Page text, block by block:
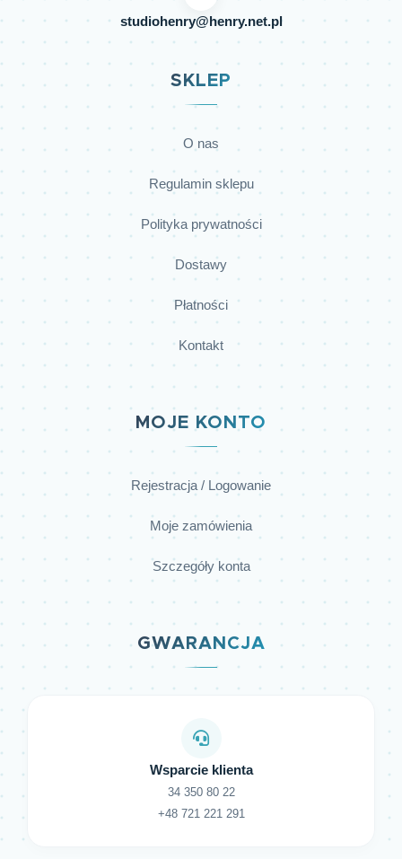
studiohenry@henry.net.pl
SKLEP
O nas
Regulamin sklepu
Polityka prywatności
Dostawy
Płatności
Kontakt
MOJE KONTO
Rejestracja / Logowanie
Moje zamówienia
Szczegóły konta
GWARANCJA
Wsparcie klienta
34 350 80 22
+48 721 221 291